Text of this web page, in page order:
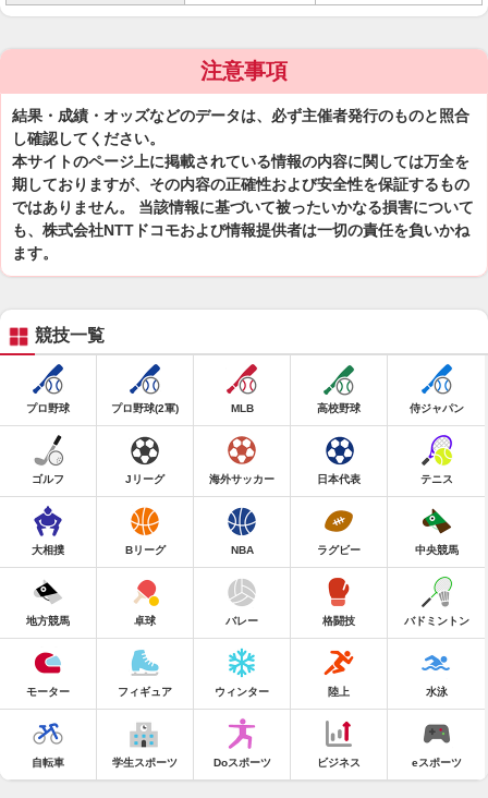
注意事項
結果・成績・オッズなどのデータは、必ず主催者発行のものと照合
し確認してください。
本サイトのページ上に掲載されている情報の内容に関しては万全を
期しておりますが、その内容の正確性および安全性を保証するもの
ではありません。 当該情報に基づいて被ったいかなる損害について
も、株式会社NTTドコモおよび情報提供者は一切の責任を負いかね
ます。
競技一覧
プロ野球 プロ野球(2軍) MLB 高校野球 侍ジャパン
ゴルフ Jリーグ 海外サッカー 日本代表 テニス
大相撲 Bリーグ NBA ラグビー 中央競馬
地方競馬 卓球 バレー 格闘技 バドミントン
モーター フィギュア ウィンター 陸上 水泳
自転車 学生スポーツ Doスポーツ ビジネス eスポーツ